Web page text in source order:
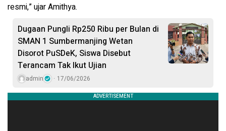
resmi,” ujar Amithya.
Dugaan Pungli Rp250 Ribu per Bulan di
SMAN 1 Sumbermanjing Wetan
Disorot PuSDeK, Siswa Disebut
Terancam Tak Ikut Ujian
admin 17/06/2026